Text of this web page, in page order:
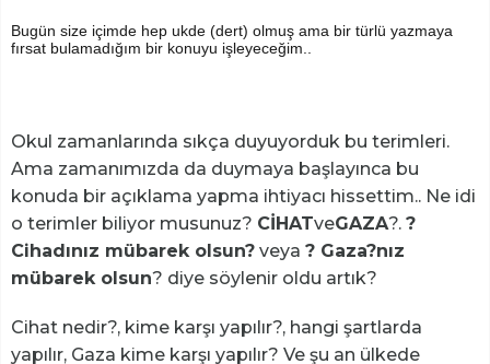
Bugün size içimde hep ukde (dert) olmuş ama bir türlü yazmaya
fırsat bulamadığım bir konuyu işleyeceğim..
Okul zamanlarında sıkça duyuyorduk bu terimleri.
Ama zamanımızda da duymaya başlayınca bu
konuda bir açıklama yapma ihtiyacı hissettim.. Ne idi
o terimler biliyor musunuz? CİHATveGAZA?. ?
Cihadınız mübarek olsun? veya ? Gaza?nız
mübarek olsun? diye söylenir oldu artık?
Cihat nedir?, kime karşı yapılır?, hangi şartlarda
yapılır, Gaza kime karşı yapılır? Ve şu an ülkede